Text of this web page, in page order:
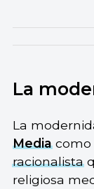
La
La
Mediacomo
racionalista
religiosa